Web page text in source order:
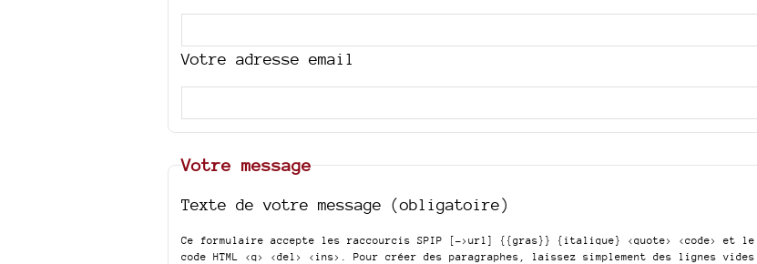
Votre adresse email
Votre message
Texte de votre message (obligatoire)
Ce formulaire accepte les raccourcis SPIP [->url] {{gras}} {italique} <quote> <code>
et le
code HTML <q> <del> <ins> . Pour créer des paragraphes, laissez simplement des lignes vides.